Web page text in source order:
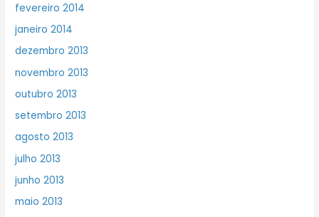
fevereiro 2014
janeiro 2014
dezembro 2013
novembro 2013
outubro 2013
setembro 2013
agosto 2013
julho 2013
junho 2013
maio 2013